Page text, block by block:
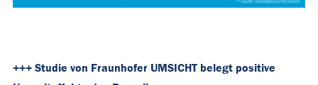
+++ Studie von Fraunhofer UMSICHT belegt positive